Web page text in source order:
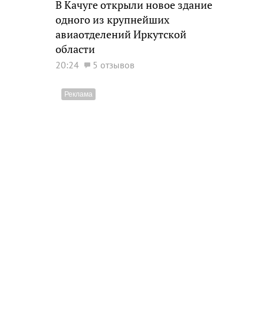
В Качуге открыли новое здание
одного из крупнейших
авиаотделений Иркутской
области
20:24 5 отзывов